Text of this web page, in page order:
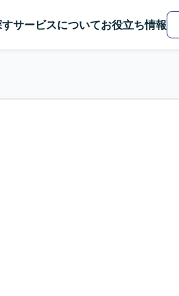
サービスについてお役立ち情報